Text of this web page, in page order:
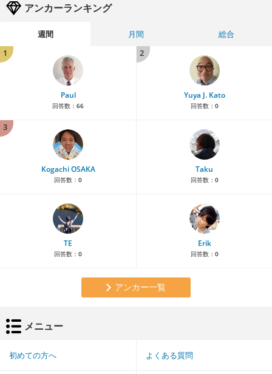
アンカーランキング
週間 月間
総合
1
Paul
回答数： 66
2
Yuya J. Kato
回答数： 0
3
Kogachi OSAKA
回答数： 0
Taku
回答数： 0
TE
回答数： 0
Erik
回答数： 0
アンカー一覧
メニュー
初めての方へ よくある質問